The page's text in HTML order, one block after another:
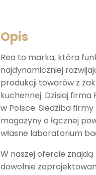
Opis
Rea to marka, która
najdynamiczniej
produkcji towarów z
kuchennej. Dzisiaj
w Polsce. Siedziba firmy
magazyny o łącznej
własne laboratorium
W naszej ofercie
dowolnie